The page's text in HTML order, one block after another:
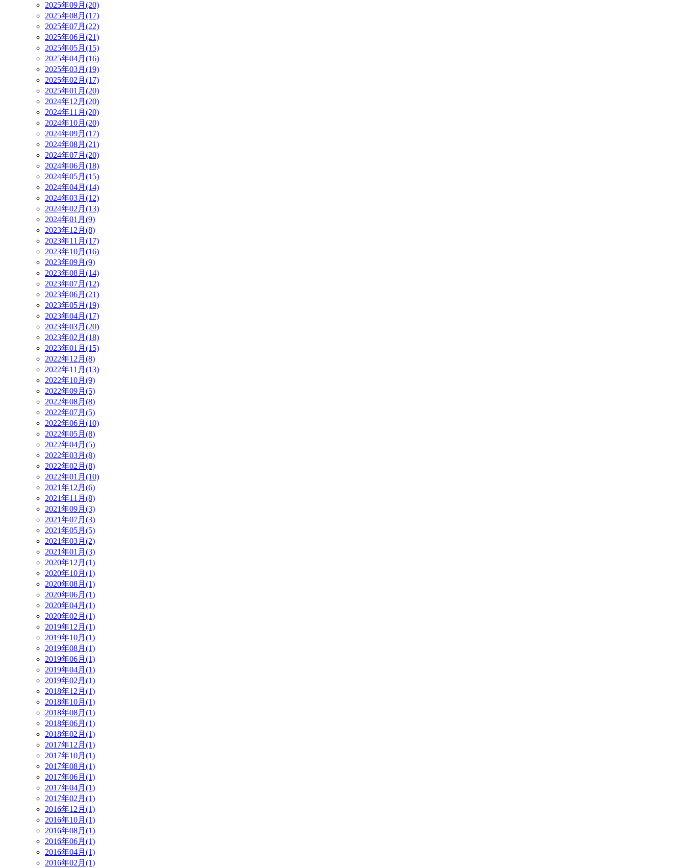
2025年09月(20)
2025年08月(17)
2025年07月(22)
2025年06月(21)
2025年05月(15)
2025年04月(16)
2025年03月(19)
2025年02月(17)
2025年01月(20)
2024年12月(20)
2024年11月(20)
2024年10月(20)
2024年09月(17)
2024年08月(21)
2024年07月(20)
2024年06月(18)
2024年05月(15)
2024年04月(14)
2024年03月(12)
2024年02月(13)
2024年01月(9)
2023年12月(8)
2023年11月(17)
2023年10月(16)
2023年09月(9)
2023年08月(14)
2023年07月(12)
2023年06月(21)
2023年05月(19)
2023年04月(17)
2023年03月(20)
2023年02月(18)
2023年01月(15)
2022年12月(8)
2022年11月(13)
2022年10月(9)
2022年09月(5)
2022年08月(8)
2022年07月(5)
2022年06月(10)
2022年05月(8)
2022年04月(5)
2022年03月(8)
2022年02月(8)
2022年01月(10)
2021年12月(6)
2021年11月(8)
2021年09月(3)
2021年07月(3)
2021年05月(5)
2021年03月(2)
2021年01月(3)
2020年12月(1)
2020年10月(1)
2020年08月(1)
2020年06月(1)
2020年04月(1)
2020年02月(1)
2019年12月(1)
2019年10月(1)
2019年08月(1)
2019年06月(1)
2019年04月(1)
2019年02月(1)
2018年12月(1)
2018年10月(1)
2018年08月(1)
2018年06月(1)
2018年02月(1)
2017年12月(1)
2017年10月(1)
2017年08月(1)
2017年06月(1)
2017年04月(1)
2017年02月(1)
2016年12月(1)
2016年10月(1)
2016年08月(1)
2016年06月(1)
2016年04月(1)
2016年02月(1)